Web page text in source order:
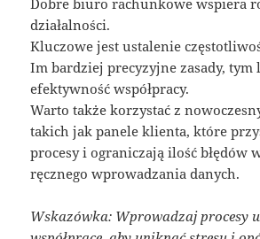
działalności.
Kluczowe jest ustalenie
Im bardziej precyzyjne zasady, tym
efektywność współpracy.
Warto także korzystać z
takich jak panele klienta, które
procesy i ograniczają ilość błędów
ręcznego wprowadzania danych.
Wskazówka: Wprowadzaj procesy